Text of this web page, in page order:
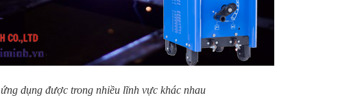
ứng dụng được trong nhiều lĩnh vực khác nhau